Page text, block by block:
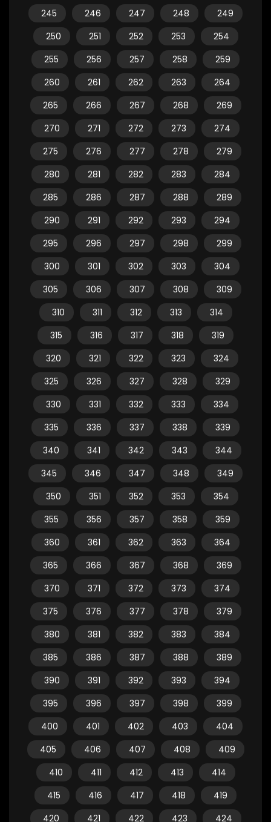
245
246 247 248
249
250
251 252 253
254
255
256 257 258
259
260
261 262 263
264
265
266 267 268
269
270
271 272 273
274
275
276 277 278
279
280
281 282 283
284
285
286 287 288
289
290
291 292 293
294
295
296 297 298
299
300
301 302 303
304
305
306 307 308
309
310
311 312 313
314
315
316 317 318
319
320
321 322 323
324
325
326 327 328
329
330
331 332 333
334
335
336 337 338
339
340
341 342 343
344
345
346 347 348
349
350
351 352 353
354
355
356 357 358
359
360
361 362 363
364
365
366 367 368
369
370
371 372 373
374
375
376 377 378
379
380
381 382 383
384
385
386 387 388
389
390
391 392 393
394
395
396 397 398
399
400
401 402 403
404
405
406 407 408
409
410
411 412 413
414
415
416 417 418
419
420
421 422 423 424